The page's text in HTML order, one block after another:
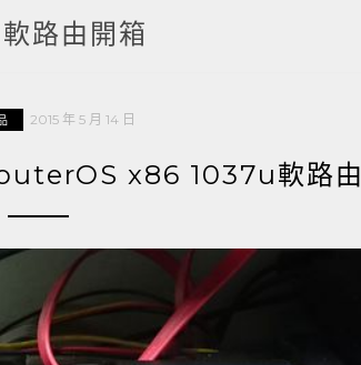
軟路由開箱
2015 年 5 月 14 日
x86 1037u軟路由